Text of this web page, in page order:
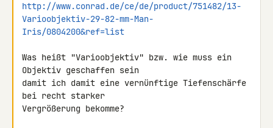
http://www.conrad.de/ce/de/product/751482/13-
Varioobjektiv-29-82-mm-Man-
Iris/0804200&ref=list
Was heißt "Varioobjektiv" bzw. wie muss ein
Objektiv geschaffen sein
damit ich damit eine vernünftige Tiefenschärfe
bei recht starker
Vergrößerung bekomme?